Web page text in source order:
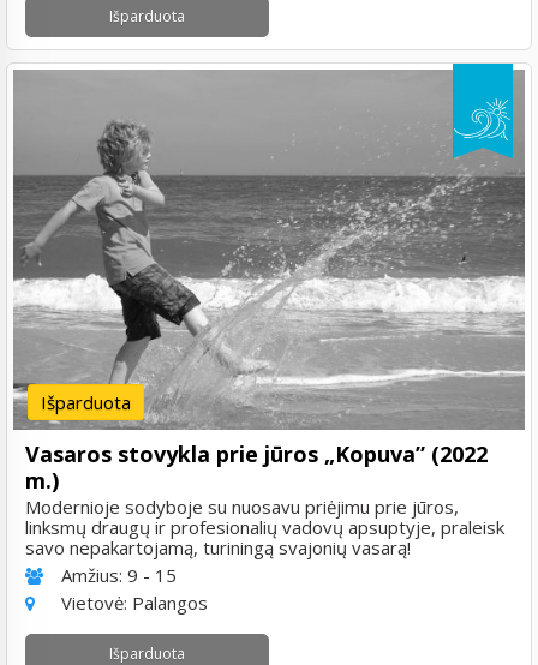
Išparduota
Išparduota
Vasaros stovykla prie jūros „Kopuva” (2022
m.)
Modernioje sodyboje su nuosavu priėjimu prie jūros,
linksmų draugų ir profesionalių vadovų apsuptyje, praleisk
savo nepakartojamą, turiningą svajonių vasarą!
Amžius: 9 - 15
Vietovė: Palangos
Išparduota